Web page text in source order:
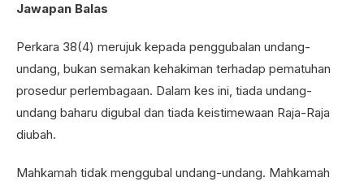
Jawapan Balas
Perkara 38(4) merujuk kepada penggubalan undang-
undang, bukan semakan kehakiman terhadap pematuhan
prosedur perlembagaan. Dalam kes ini, tiada undang-
undang baharu digubal dan tiada keistimewaan Raja-Raja
diubah.
Mahkamah tidak menggubal undang-undang. Mahkamah